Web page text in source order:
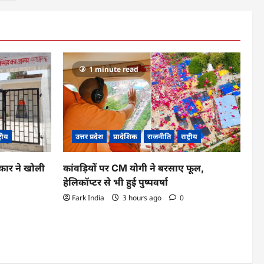
ने खोली
1 minute read
उत्तर प्रदेश प्रादेशिक राजनीति राष्ट्रीय
कांवड़ियों पर CM योगी ने बरसाए फूल,
हेलिकॉप्टर से भी हुई पुष्पवर्षा
Fark India 3 hours ago 0